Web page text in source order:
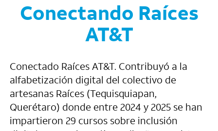
Conectando Raíces
AT&T
Conectado Raíces AT&T. Contribuyó a la
alfabetización digital del colectivo de
artesanas Raíces (Tequisquiapan,
Querétaro) donde entre 2024 y 2025 se han
impartieron 29 cursos sobre inclusión